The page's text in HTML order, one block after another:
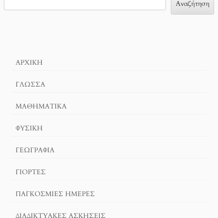
Αναζήτηση
ΑΡΧΙΚΉ
ΓΛΏΣΣΑ
ΜΑΘΗΜΑΤΙΚΆ
ΦΥΣΙΚΗ
ΓΕΩΓΡΑΦΊΑ
ΓΙΟΡΤΈΣ
ΠΑΓΚΟΣΜΙΕΣ ΗΜΕΡΕΣ
ΔΙΑΔΙΚΤΥΑΚΈΣ ΑΣΚΉΣΕΙΣ